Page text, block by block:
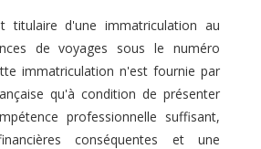
titulaire d'une immatriculation au
de voyages sous le numéro
immatriculation n'est fournie par
qu'à condition de présenter
professionnelle suffisant,
conséquentes et une